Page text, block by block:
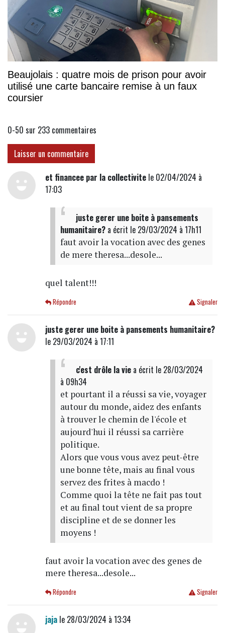
Beaujolais : quatre mois de prison pour avoir
utilisé une carte bancaire remise à un faux
coursier
0-50 sur 233 commentaires
Laisser un commentaire
et financee par la collectivitele 02/04/2024 à
17:03
juste gerer une boite à pansements
humanitaire?a écrit le 29/03/2024 à 17h11
faut avoir la vocation avec des genes
de mere theresa...desole...
quel talent!!!
Signaler
Répondre
juste gerer une boite à pansements humanitaire?
le 29/03/2024 à 17:11
c'est drôle la viea écrit le 28/03/2024
à 09h34
et pourtant il a réussi sa vie, voyager
autour du monde, aidez des enfants
à trouver le chemin de l'école et
aujourd'hui il réussi sa carrière
politique.
Alors que vous vous avez peut-être
une bonne tête, mais au final vous
servez des frites à macdo !
Comme quoi la tête ne fait pas tout
et au final tout vient de sa propre
discipline et de se donner les
moyens !
faut avoir la vocation avec des genes de
mere theresa...desole...
Signaler
Répondre
jajale 28/03/2024 à 13:34